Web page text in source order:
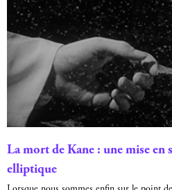
La mort de Kane : une mise en
elliptique